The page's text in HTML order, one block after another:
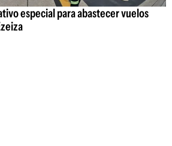
especial para abastecer vuelos